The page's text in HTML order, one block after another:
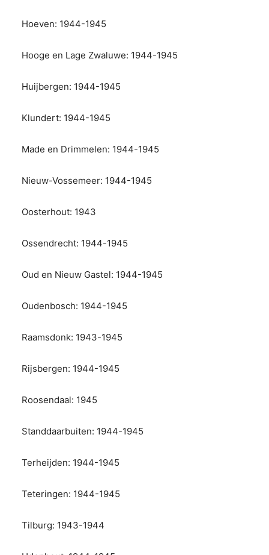
Hoeven: 1944-1945
Hooge en Lage Zwaluwe: 1944-1945
Huijbergen: 1944-1945
Klundert: 1944-1945
Made en Drimmelen: 1944-1945
Nieuw-Vossemeer: 1944-1945
Oosterhout: 1943
Ossendrecht: 1944-1945
Oud en Nieuw Gastel: 1944-1945
Oudenbosch: 1944-1945
Raamsdonk: 1943-1945
Rijsbergen: 1944-1945
Roosendaal: 1945
Standdaarbuiten: 1944-1945
Terheijden: 1944-1945
Teteringen: 1944-1945
Tilburg: 1943-1944